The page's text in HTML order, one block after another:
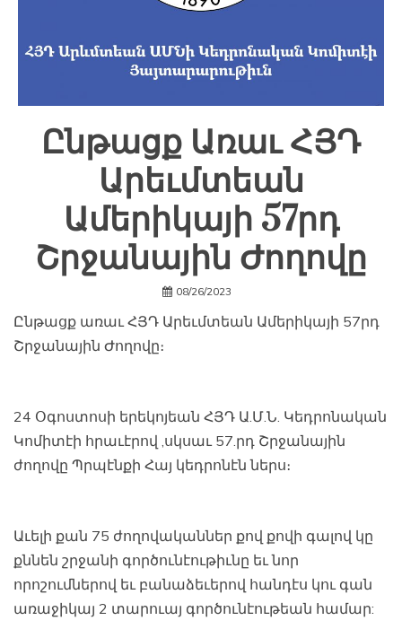
Ընթացք Առաւ ՀՅԴ
Արեւմտեան
Ամերիկայի 57րդ
Շրջանային Ժողովը
08/26/2023
Ընթացք առաւ ՀՅԴ Արեւմտեան Ամերիկայի 57րդ
Շրջանային Ժողովը։
24 Օգոստոսի երեկոյեան ՀՅԴ Ա.Մ.Ն. Կեդրոնական
Կոմիտէի հրաւէրով ,սկսաւ 57.րդ Շրջանային
ժողովը Պրպէնքի Հայ կեդրոնէն ներս։
Աւելի քան 75 ժողովականներ քով քովի գալով կը
քննեն շրջանի գործունէութիւնը եւ նոր
որոշումներով եւ բանաձեւերով հանդէս կու գան
առաջիկայ 2 տարուայ գործունէութեան համար: